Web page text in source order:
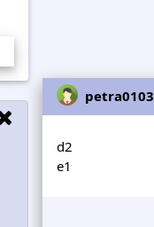
petra0103
d2
e1